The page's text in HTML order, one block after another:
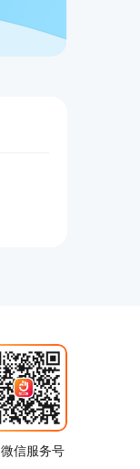
微信服务号